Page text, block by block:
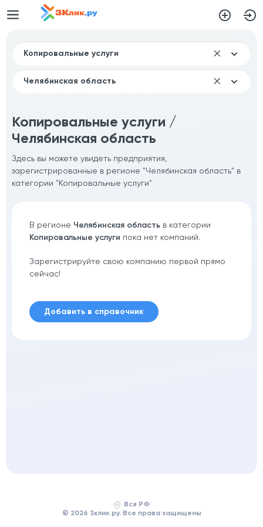
Копировальные услуги /
Челябинская область
Здесь вы можете увидеть предприятия,
зарегистрированные в регионе "Челябинская область" в
категории "Копировальные услуги"
В регионе Челябинская область в категории
Копировальные услуги пока нет компаний.
Зарегистрируйте свою компанию первой прямо
сейчас!
Добавить в справочник
Вся РФ
© 2026 3клик.ру. Все права защищены